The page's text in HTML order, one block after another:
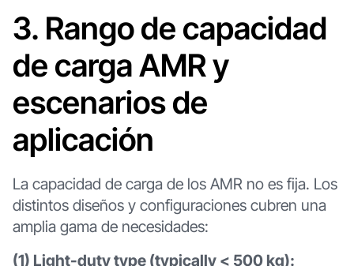
3. Rango de capacidad
de carga AMR y
escenarios de
aplicación
La capacidad de carga de los AMR no es fija. Los
distintos diseños y configuraciones cubren una
amplia gama de necesidades:
(1) Light-duty type (typically < 500 kg):